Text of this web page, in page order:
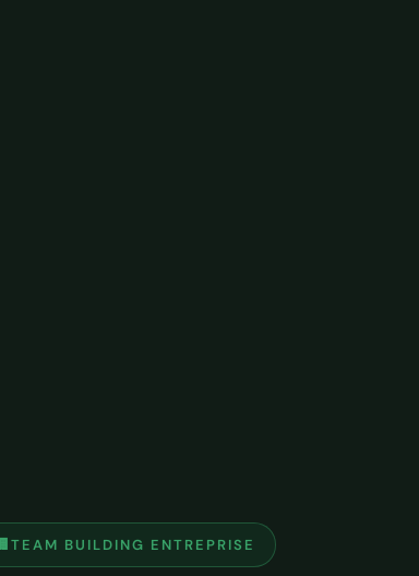
🏢 TEAM BUILDING ENTREPRISE